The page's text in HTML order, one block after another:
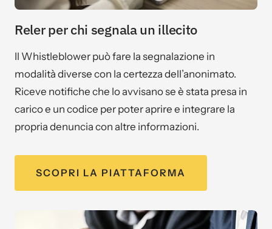
Reler per chi segnala un illecito
Il Whistleblower può fare la segnalazione in
modalità diverse con la certezza dell’anonimato.
Riceve notifiche che lo avvisano se è stata presa in
carico e un codice per poter aprire e integrare la
propria denuncia con altre informazioni.
SCOPRI LA PIATTAFORMA